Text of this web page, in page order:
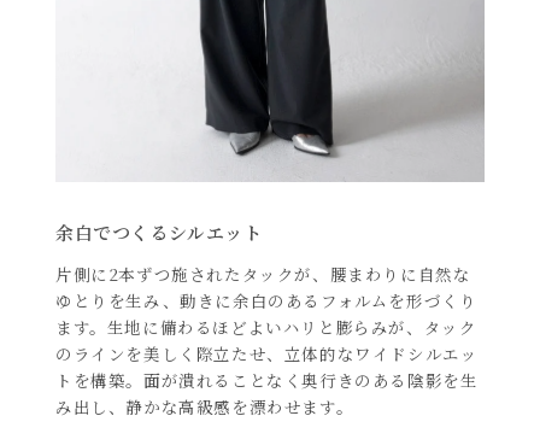
余白でつくるシルエット
片側に2本ずつ施されたタックが、腰まわりに自然な
ゆとりを生み、動きに余白のあるフォルムを形づくり
ます。生地に備わるほどよいハリと膨らみが、タック
のラインを美しく際立たせ、立体的なワイドシルエッ
トを構築。面が潰れることなく奥行きのある陰影を生
み出し、静かな高級感を漂わせます。